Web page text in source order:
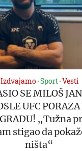
Izdvajamo •Sport •Vesti
SE MILOŠ
UFC PORAZA
„Tužna
stigao da
ništa“